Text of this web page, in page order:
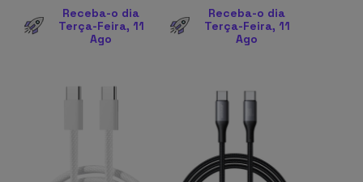
Receba-o dia
Terça-Feira, 11
Ago
Receba-o dia
Terça-Feira, 11
Ago